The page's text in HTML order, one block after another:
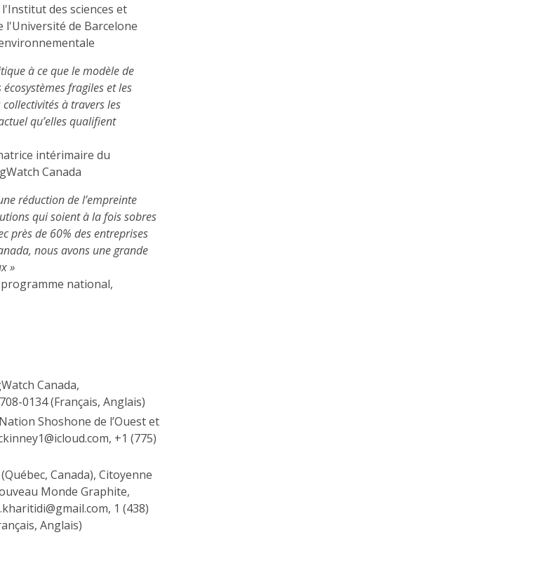
des sciences et
de Barcelone
à ce que le modèle de
fragiles et les
à travers les
qu’elles qualifient
intérimaire du
Canada
réduction de l’empreinte
qui soient à la fois sobres
près de 60% des entreprises
nous avons une grande
»
national,
Canada,
0134 (Français, Anglais)
Shoshone de l’Ouest et
+1 (775)
Canada), Citoyenne
Monde Graphite,
1 (438)
Anglais)